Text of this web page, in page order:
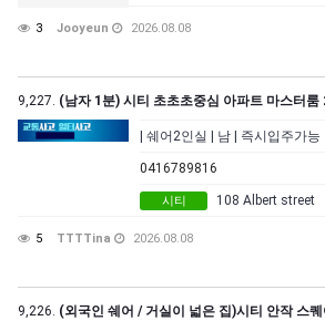
3 Jooyeun 2026.08.08
9,227. (남자 1분) 시티 초초초중심 아파트 마스터룸
| 쉐어2인실 | 남 | 즉시입주가능
0416789816
시티 108 Albert street
5 TTTTina 2026.08.08
9,226. (외국인 쉐어 / 거실이 넓은 집)시티 안작 스퀘어옆 아파트